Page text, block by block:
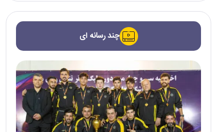
چند رسانه ای